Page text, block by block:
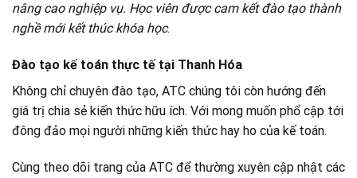
nâng cao nghiệp vụ. Học viên được cam kết đào tạo thành
nghề mới kết thúc khóa học.
Đào tạo kế toán thực tế tại Thanh Hóa
Không chỉ chuyên đào tạo, ATC chúng tôi còn hướng đến
giá trị chia sẻ kiến thức hữu ích. Với mong muốn phổ cập tới
đông đảo mọi người những kiến thức hay ho của kế toán.
Cùng theo dõi trang của ATC để thường xuyên cập nhật các